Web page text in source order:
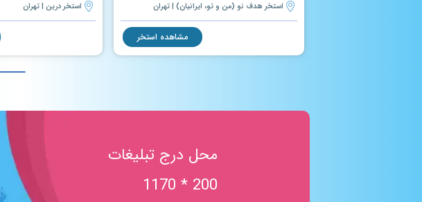
استخر هدف نو (من و تو، ایرانیان) | تهران
مشاهده استخر
استخر درین | تهران
محل درج تبلیغات
200 * 1170